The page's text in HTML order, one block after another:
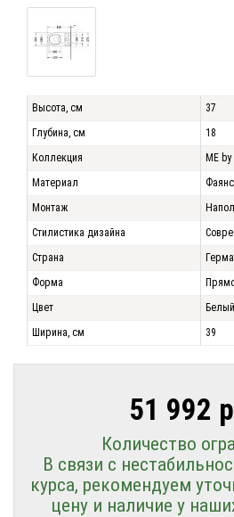
Высота, см
37
Глубина, см
18
Коллекция
ME
Материал
Фаянс
Монтаж
Стилистика дизайна
Страна
Форма
Цвет
Белый
Ширина, см
39
51 992
Количество
В связи с
курса, рекомендуем
цену и наличие у